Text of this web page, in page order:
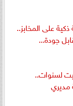
على المخابز..
جودة...
لسنوات..
مديري